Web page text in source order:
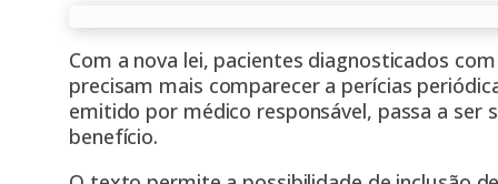
Com a nova lei, pacientes diagnosticados
precisam mais comparecer a perícias
emitido por médico responsável, passa a
benefício.